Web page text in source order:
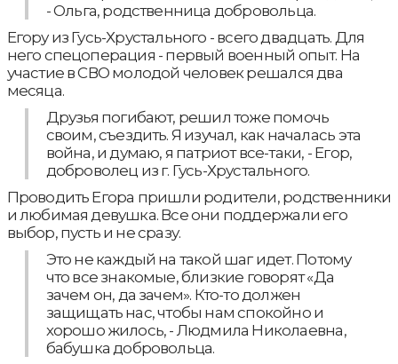
- Ольга, родственница добровольца.
Егору из Гусь-Хрустального - всего двадцать. Для
него спецоперация - первый военный опыт. На
участие в СВО молодой человек решался два
месяца.
Друзья погибают, решил тоже помочь
своим, съездить. Я изучал, как началась эта
война, и думаю, я патриот все-таки, - Егор,
доброволец из г. Гусь-Хрустального.
Проводить Егора пришли родители, родственники
и любимая девушка. Все они поддержали его
выбор, пусть и не сразу.
Это не каждый на такой шаг идет. Потому
что все знакомые, близкие говорят «Да
зачем он, да зачем». Кто-то должен
защищать нас, чтобы нам спокойно и
хорошо жилось, - Людмила Николаевна,
бабушка добровольца.